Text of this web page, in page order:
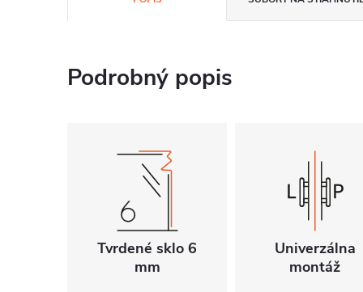
Podrobný popis
Tvrdené sklo 6
mm
Univerzálna
montáž